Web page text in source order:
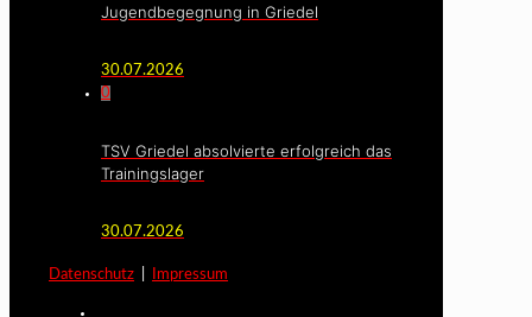
Jugendbegegnung in Griedel
30.07.2026
0
TSV Griedel absolvierte erfolgreich das
Trainingslager
30.07.2026
Datenschutz Impressum